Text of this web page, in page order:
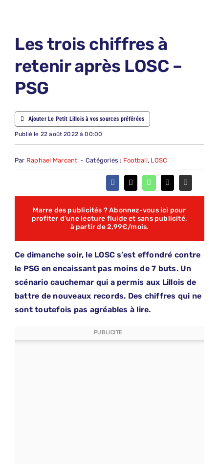
ABONNEMENTS
NOUS CONTACTER
NOUS SUIVRE
Les trois chiffres à
retenir après LOSC –
PSG
Ajouter Le Petit Lillois à vos sources préférées
Publié le 22 août 2022 à 00:00
Par Raphael Marcant - Catégories : Football, LOSC
Marre des publicités ? Abonnez-vous ici pour
profiter d’une lecture fluide et sans publicité,
à partir de 2,99€/mois.
Ce dimanche soir, le LOSC s’est effondré contre
le PSG en encaissant pas moins de 7 buts. Un
scénario cauchemar qui a permis aux Lillois de
battre de nouveaux records. Des chiffres qui ne
sont toutefois pas agréables à lire.
PUBLICITE